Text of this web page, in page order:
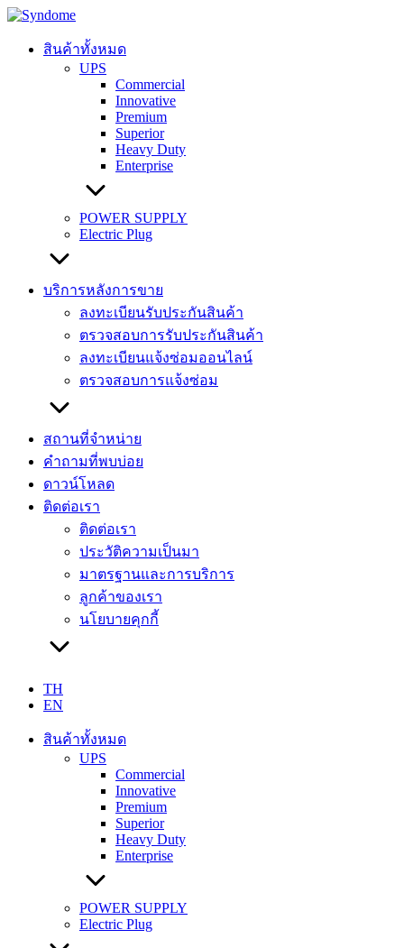
Skip
contentสินค้าทั้งหมด
UPS
Commercial
Innovative
Premium
Superior
Heavy Duty
Enterprise
POWER SUPPLY
Electric Plug
บริการหลังการขาย
ลงทะเบียนรับประกันสินค้า
ตรวจสอบการรับประกันสินค้า
ลงทะเบียนแจ้งซ่อมออนไลน์
ตรวจสอบการแจ้งซ่อม
สถานที่จำหน่าย
คำถามที่พบบ่อย
ดาวน์โหลด
ติดต่อเรา
ติดต่อเรา
ประวัติความเป็นมา
มาตรฐานและการบริการ
ลูกค้าของเรา
นโยบายคุกกี้
TH
EN
สินค้าทั้งหมด
UPS
Commercial
Innovative
Premium
Superior
Heavy Duty
Enterprise
POWER SUPPLY
Electric Plug